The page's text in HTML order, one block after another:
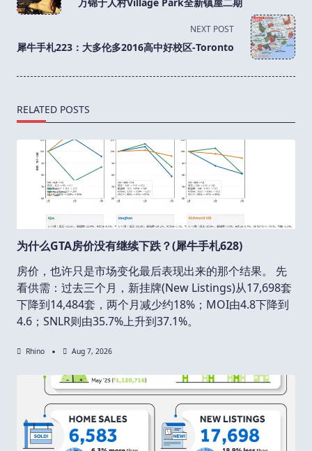
subtitle
reader-
万锦于人村Village Park全新镇屋二期
NEXT POST
犀牛手札223：大多伦多2016高中好校区-Toronto
RELATED POSTS
为什么GTA房价没有继续下跌？(犀牛手札628)
房价，也许只是市场变化最后表现出来的那个结果。 先
看供需：过去三个月，新挂牌(New Listings)从17,698套
下降到14,484套，两个月减少约18%；MOI由4.8下降到
4.6；SNLR则由35.7%上升到37.1%。
Rhino Aug 7, 2026